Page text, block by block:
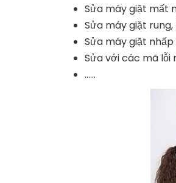
Sửa máy giặt mất
Sửa máy giặt rung,
Sửa máy giặt
Sửa với các mã lỗi
......